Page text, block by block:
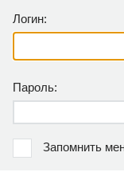
Логин:
Пароль:
Запомнить